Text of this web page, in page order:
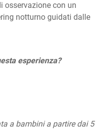
osservazione con un
notturno guidati dalle
esperienza?
a bambini a partire dai 5